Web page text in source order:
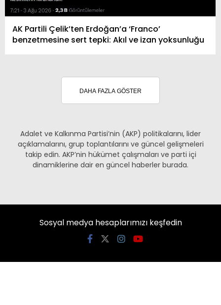
AK Partili Çelik’ten Erdoğan’a ‘Franco’
benzetmesine sert tepki: Akıl ve izan yoksunluğu
DAHA FAZLA GÖSTER
Adalet ve Kalkınma Partisi’nin (AKP) politikalarını, lider
açıklamalarını, grup toplantılarını ve güncel gelişmeleri
takip edin. AKP’nin hükümet çalışmaları ve parti içi
dinamiklerine dair en güncel haberler burada.
Sosyal medya hesaplarımızı keşfedin